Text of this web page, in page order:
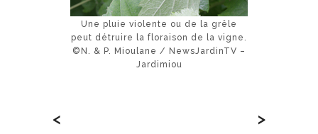
Une pluie violente ou de la grêle
peut détruire la floraison de la vigne.
©N. & P. Mioulane / NewsJardinTV –
Jardimiou
< >